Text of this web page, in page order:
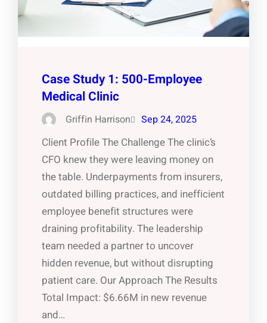
Case Study 1: 500-Employee
Medical Clinic
Griffin Harrison Sep 24, 2025
Client Profile The Challenge The clinic’s
CFO knew they were leaving money on
the table. Underpayments from insurers,
outdated billing practices, and inefficient
employee benefit structures were
draining profitability. The leadership
team needed a partner to uncover
hidden revenue, but without disrupting
patient care. Our Approach The Results
Total Impact: $6.66M in new revenue
and…